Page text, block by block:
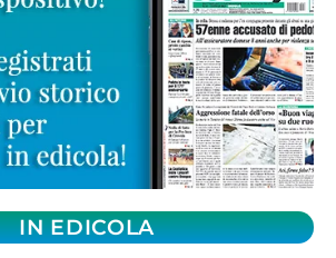
IN EDICOLA